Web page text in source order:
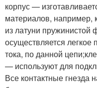
корпус —
материалов, например,
из латуни
осуществляется легкое
тока, по данной
— используют для
Все контактные гнезда